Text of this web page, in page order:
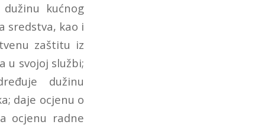
kućnog
sredstva, kao i
zaštitu iz
u svojoj službi;
dužinu
daje ocjenu o
ocjenu radne